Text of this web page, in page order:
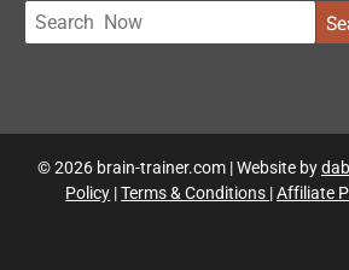
© 2026 brain-trainer.com | Website by
Policy |Terms & Conditions |Affiliate